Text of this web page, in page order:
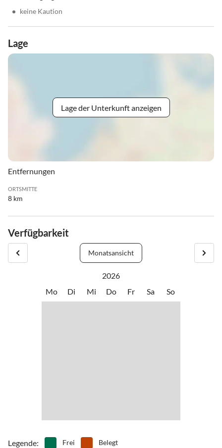
• keine Kaution
Lage
Lage der Unterkunft anzeigen
Entfernungen
ORTSMITTE
8 km
Verfügbarkeit
Monatsansicht
2026
Mo
Di Mi Do Fr Sa So
Legende: Frei Belegt